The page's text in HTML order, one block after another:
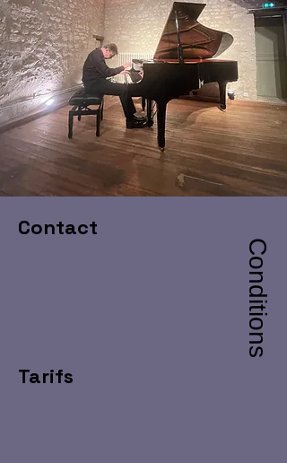
Contact
Tarifs
Conditions